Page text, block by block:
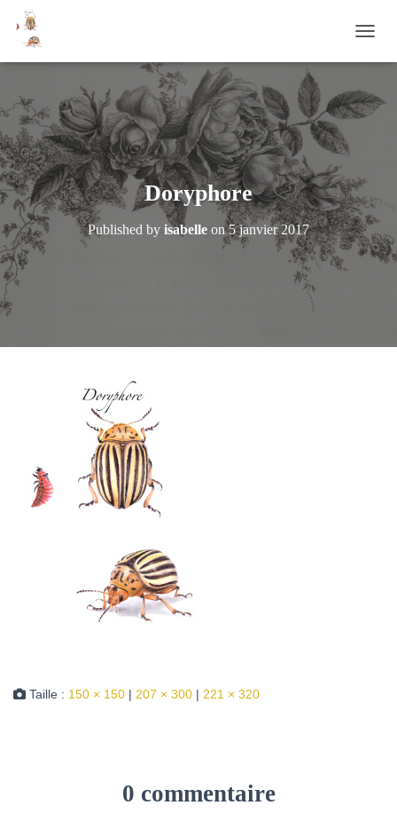
Doryphore
Published by isabelle on5 janvier 2017
Taille : 150 × 150 | 207 × 300 | 221 × 320
0 commentaire